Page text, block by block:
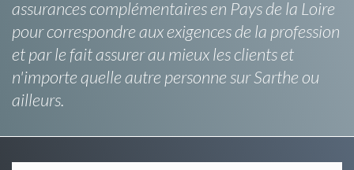
assurances complémentaires en Pays de la Loire
pour correspondre aux exigences de la profession
et par le fait assurer au mieux les clients et
n'importe quelle autre personne sur Sarthe ou
ailleurs.